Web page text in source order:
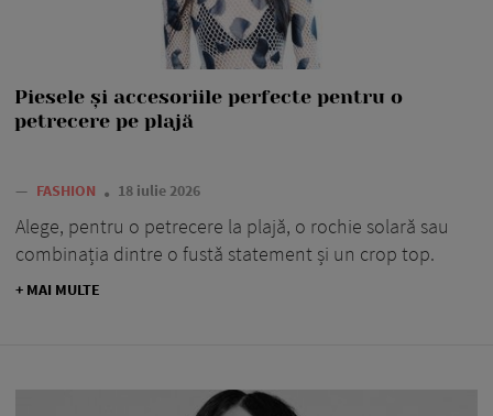
Piesele și accesoriile perfecte pentru o
petrecere pe plajă
— FASHION 18 iulie 2026
Alege, pentru o petrecere la plajă, o rochie solară sau
combinația dintre o fustă statement și un crop top.
+ MAI MULTE